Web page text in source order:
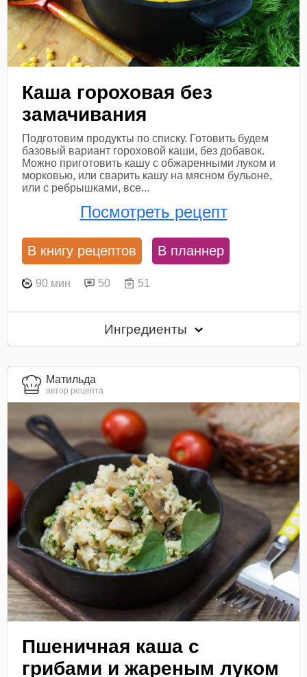
Каша гороховая без
замачивания
Подготовим продукты по списку. Готовить будем
базовый вариант гороховой каши, без добавок.
Можно приготовить кашу с обжаренными луком и
морковью, или сварить кашу на мясном бульоне,
или с ребрышками, все...
Посмотреть рецепт
В книгу рецептов В планнер
90 мин 50 51
Ингредиенты
Матильда
автор рецепта
Пшеничная каша с
грибами и жареным луком